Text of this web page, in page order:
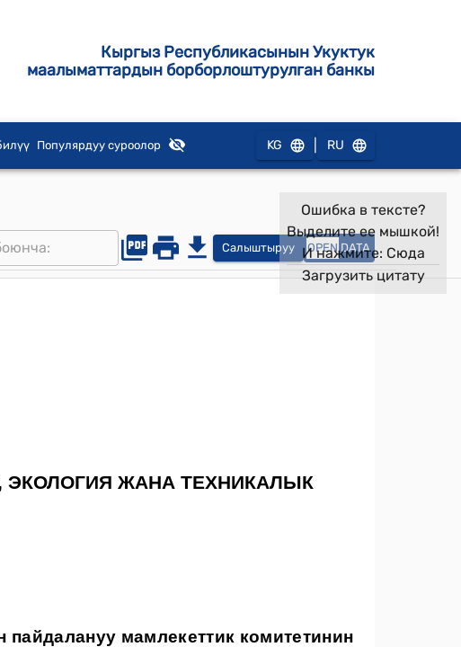
Кыргыз Республикасынын Укуктук
маалыматтардын борборлоштурулган банкы
Популярдуу суроолор KG RU
Салыштыруу OPEN DATA
Ошибка в тексте?
Выделите ее мышкой!
И нажмите: Сюда
Загрузить цитату